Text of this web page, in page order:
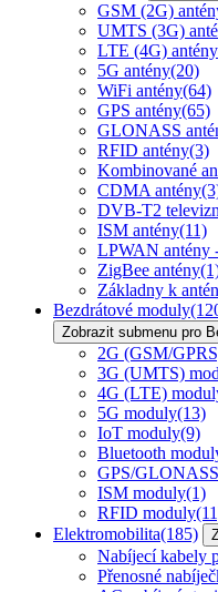
GSM (2G)
UMTS (3G)
LTE (4G) antény
5G antény(20)
WiFi antény(64)
GPS antény(65)
GLONASS
RFID antény(3)
Kombinované
CDMA antény
DVB-T2
ISM antény(11)
LPWAN antény
ZigBee antény
Základny k
Bezdrátové moduly
Zobrazit submenu pro
2G (GSM/
3G (UMTS)
4G (LTE)
5G moduly(13)
IoT moduly(9)
Bluetooth
GPS/
ISM moduly(1)
RFID moduly
Elektromobilita(185)
Nabíjecí kabely
Přenosné